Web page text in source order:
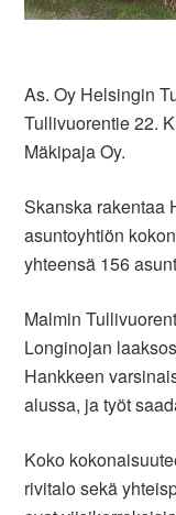
As. Oy Helsingin
Tullivuorentie 22.
Mäkipaja Oy.
Skanska rakentaa
asuntoyhtiön
yhteensä 156
Malmin
Longinojan
Hankkeen
alussa, ja työt
Koko
rivitalo sekä